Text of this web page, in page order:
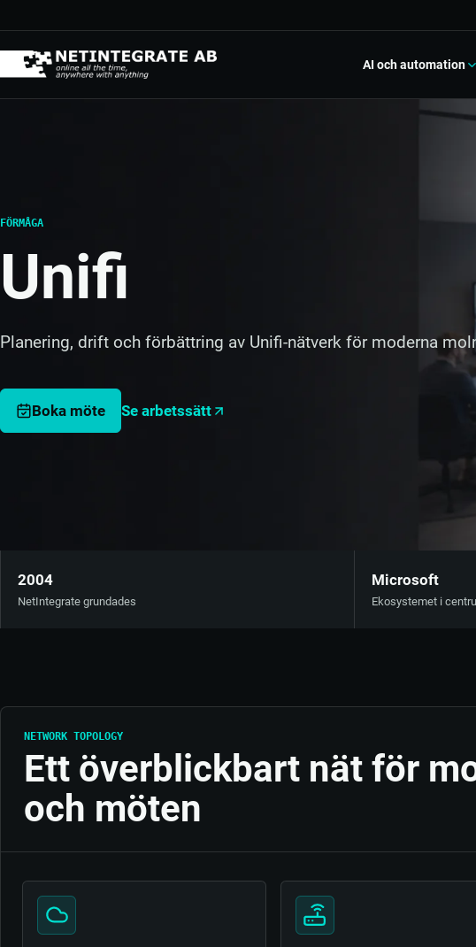
AI och automation
Microsoft 365
AI på en trygg
Digitalisera
Från process till
Molnutveckling
Integrationer och
FÖRMÅGA
Unifi
Planering, drift och förbättring av Unifi-nätverk för moderna
Boka möte Se arbetssätt
2004
NetIntegrate grundades
Microsoft
Ekosystemet i
NETWORK TOPOLOGY
Ett överblickbart nät för
och möten